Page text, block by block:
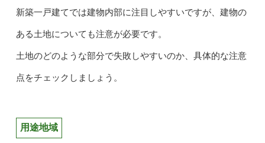
新築一戸建てでは建物内部に注目しやすいですが、建物の
ある土地についても注意が必要です。
土地のどのような部分で失敗しやすいのか、具体的な注意
点をチェックしましょう。
用途地域